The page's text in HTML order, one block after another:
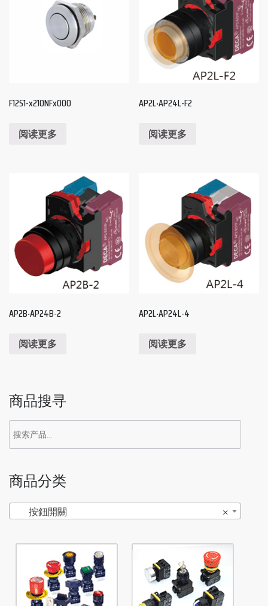
F12S1-x210NFx000
阅读更多
AP2L‧AP24L-F2
阅读更多
AP2B‧AP24B-2
阅读更多
AP2L‧AP24L-4
阅读更多
商品搜寻
商品分类
×
按鈕開關